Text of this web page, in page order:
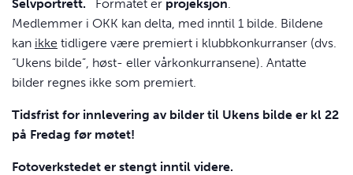
Selvportrett. Formatet er projeksjon
Medlemmer i OKK kan delta, med inntil 1 bilde. Bildene
kan ikke tidligere være premiert i klubbkonkurranser (dvs.
“Ukens bilde”, høst- eller vårkonkurransene). Antatte
bilder regnes ikke som premiert.
Tidsfrist for innlevering av bilder til Ukens bilde er kl 22
på Fredag før møtet!
Fotoverkstedet er stengt inntil videre.